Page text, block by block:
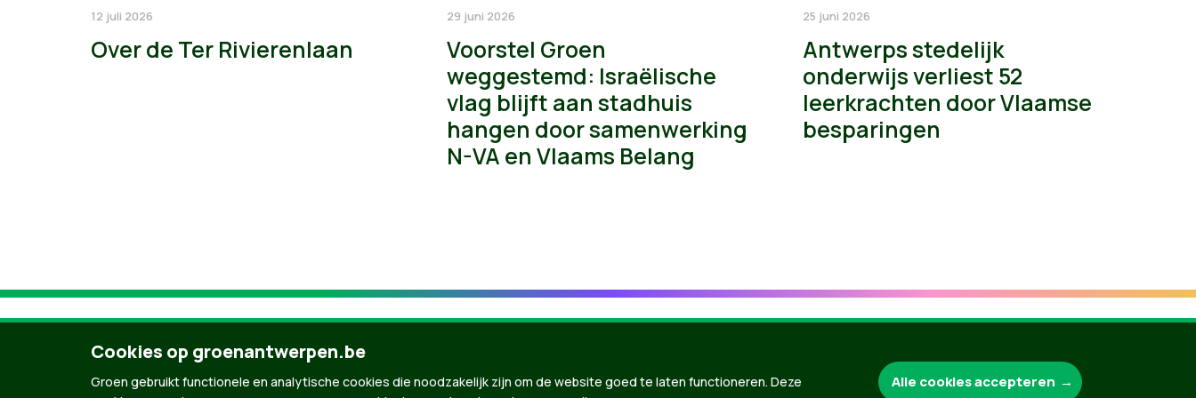
12 juli 2026
Over de Ter Rivierenlaan
29 juni 2026
Voorstel Groen
weggestemd: Israëlische
vlag blijft aan stadhuis
hangen door samenwerking
N-VA en Vlaams Belang
25 juni 2026
Antwerps stedelijk
onderwijs verliest 52
leerkrachten door Vlaamse
besparingen
Groen.be
Cookies op groenantwerpen.be
Groen gebruikt functionele en analytische cookies die noodzakelijk zijn om de website goed te laten functioneren. Deze
Alle cookies accepteren